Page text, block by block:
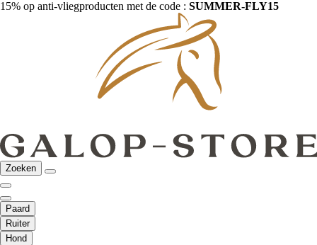
15% op anti-vliegproducten met de code : SUMMER-FLY15
Zoeken
Paard
Ruiter
Hond